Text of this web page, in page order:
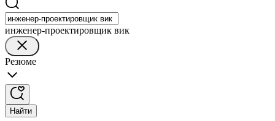
инженер-проектировщик вик
Резюме
Найти